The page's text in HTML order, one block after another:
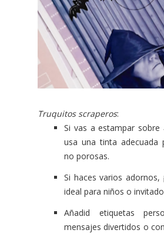
Truquitos scraperos:
Si vas a estampar
usa una tinta adecuada
no porosas.
Si haces varios adornos,
ideal para niños o
Añadid etiquetas
mensajes divertidos o